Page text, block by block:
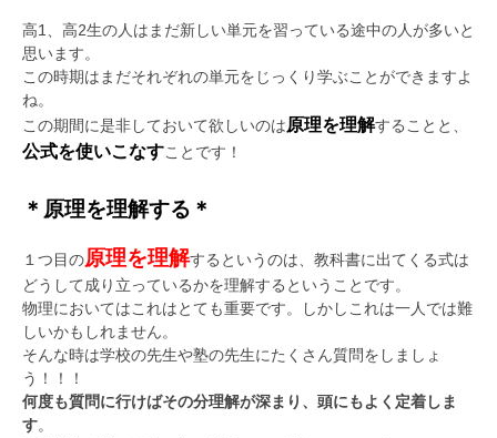
高1、高2生の人はまだ新しい単元を習っている途中の人が多いと
思います。
この時期はまだそれぞれの単元をじっくり学ぶことができますよ
ね。
この期間に是非しておいて欲しいのは原理を理解することと、
公式を使いこなすことです！
＊原理を理解する＊
１つ目の原理を理解するというのは、教科書に出てくる式は
どうして成り立っているかを理解するということです。
物理においてはこれはとても重要です。しかしこれは一人では難
しいかもしれません。
そんな時は学校の先生や塾の先生にたくさん質問をしましょ
う！！！
何度も質問に行けばその分理解が深まり、頭にもよく定着しま
す。